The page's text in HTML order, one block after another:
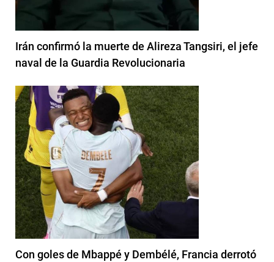
Irán confirmó la muerte de Alireza Tangsiri, el jefe
naval de la Guardia Revolucionaria
Con goles de Mbappé y Dembélé, Francia derrotó